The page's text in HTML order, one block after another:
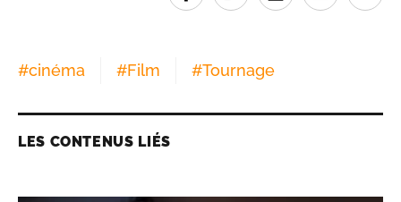
#cinéma #Film #Tournage
LES CONTENUS LIÉS